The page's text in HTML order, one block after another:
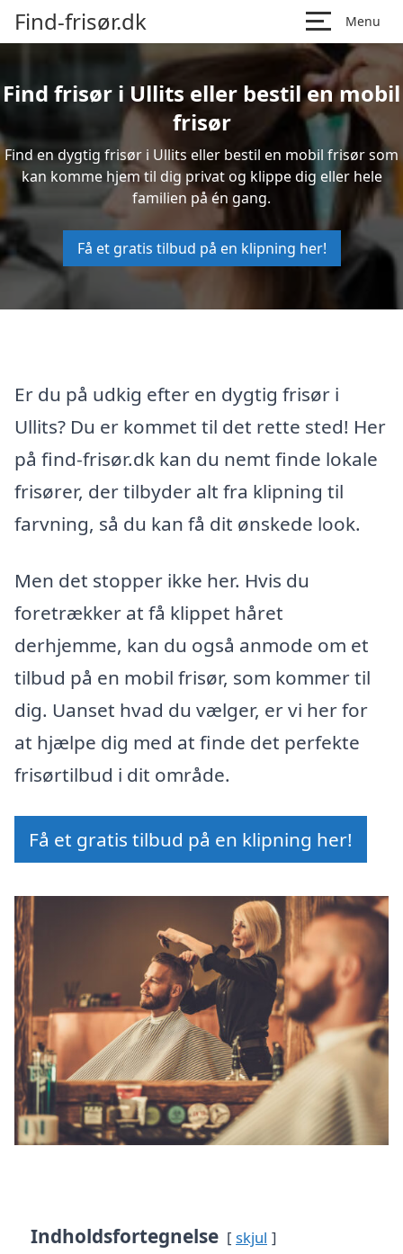
Find-frisør.dk Menu
Find frisør i Ullits eller bestil en mobil
frisør
Find en dygtig frisør i Ullits eller bestil en mobil frisør som
kan komme hjem til dig privat og klippe dig eller hele
familien på én gang.
Få et gratis tilbud på en klipning her!
Er du på udkig efter en dygtig frisør i
Ullits? Du er kommet til det rette sted! Her
på find-frisør.dk kan du nemt finde lokale
frisører, der tilbyder alt fra klipning til
farvning, så du kan få dit ønskede look.
Men det stopper ikke her. Hvis du
foretrækker at få klippet håret
derhjemme, kan du også anmode om et
tilbud på en mobil frisør, som kommer til
dig. Uanset hvad du vælger, er vi her for
at hjælpe dig med at finde det perfekte
frisørtilbud i dit område.
Få et gratis tilbud på en klipning her!
Indholdsfortegnelse skjul